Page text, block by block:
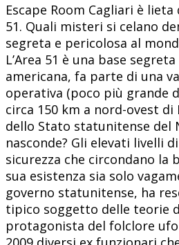
Escape Room Cagliari è
51. Quali misteri si celano
segreta e pericolosa al
L’Area 51 è una base
americana, fa parte di una
operativa (poco più grande
circa 150 km a nord-ovest di
dello Stato statunitense del
nasconde? Gli elevati livelli
sicurezza che circondano la
sua esistenza sia solo
governo statunitense, ha
tipico soggetto delle teorie
protagonista del folclore